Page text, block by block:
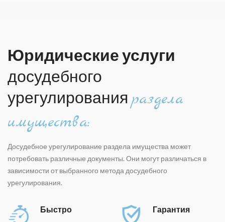
Юридические услуги
досудебного
урегулированияраздела
имущества:
Досудебное урегулирование раздела имущества может
потребовать различные документы. Они могут различаться в
зависимости от выбранного метода досудебного
урегулирования.
Быстро Гарантия